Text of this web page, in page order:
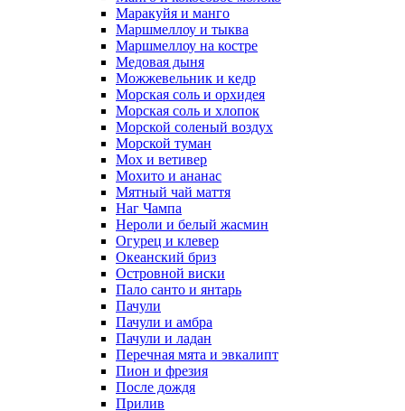
Маракуйя и манго
Маршмеллоу и тыква
Маршмеллоу на костре
Медовая дыня
Можжевельник и кедр
Морская соль и орхидея
Морская соль и хлопок
Морской соленый воздух
Морской туман
Мох и ветивер
Мохито и ананас
Мятный чай маття
Наг Чампа
Нероли и белый жасмин
Огурец и клевер
Океанский бриз
Островной виски
Пало санто и янтарь
Пачули
Пачули и амбра
Пачули и ладан
Перечная мята и эвкалипт
Пион и фрезия
После дождя
Прилив